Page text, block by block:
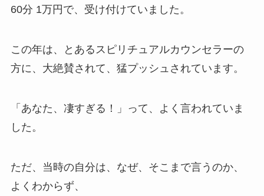
60分 1万円で、受け付けていました。
この年は、とあるスピリチュアルカウンセラーの
方に、大絶賛されて、猛プッシュされています。
「あなた、凄すぎる！」って、よく言われていま
した。
ただ、当時の自分は、なぜ、そこまで言うのか、
よくわからず、